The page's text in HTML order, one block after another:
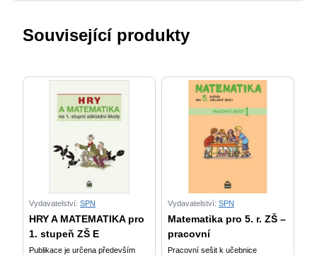
Související produkty
Vydavatelství: SPN
HRY A MATEMATIKA pro
1. stupeň ZŠ E
Publikace je určena především
Vydavatelství: SPN
Matematika pro 5. r. ZŠ –
pracovní
Pracovní sešit k učebnice